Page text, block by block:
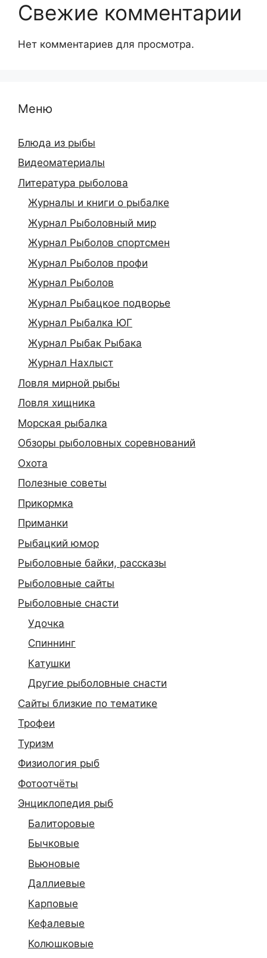
Свежие комментарии
Нет комментариев для просмотра.
Меню
Блюда из рыбы
Видеоматериалы
Литература рыболова
Журналы и книги о рыбалке
Журнал Рыболовный мир
Журнал Рыболов спортсмен
Журнал Рыболов профи
Журнал Рыболов
Журнал Рыбацкое подворье
Журнал Рыбалка ЮГ
Журнал Рыбак Рыбака
Журнал Нахлыст
Ловля мирной рыбы
Ловля хищника
Морская рыбалка
Обзоры рыболовных соревнований
Охота
Полезные советы
Прикормка
Приманки
Рыбацкий юмор
Рыболовные байки, рассказы
Рыболовные сайты
Рыболовные снасти
Удочка
Спиннинг
Катушки
Другие рыболовные снасти
Сайты близкие по тематике
Трофеи
Туризм
Физиология рыб
Фотоотчёты
Энциклопедия рыб
Балиторовые
Бычковые
Вьюновые
Даллиевые
Карповые
Кефалевые
Колюшковые